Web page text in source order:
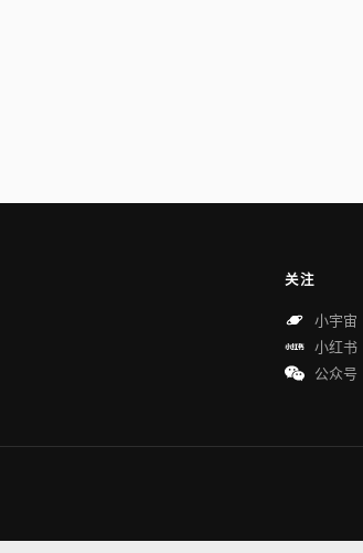
关注
小宇宙
小红书
公众号